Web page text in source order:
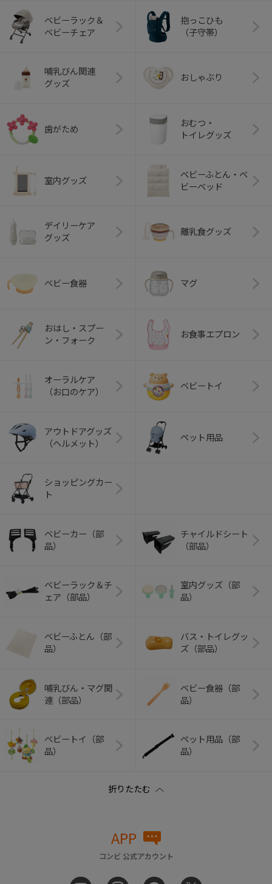
ベビーラック＆
ベビーチェア
抱っこひも
（子守帯）
哺乳びん関連
グッズ
おしゃぶり
歯がため
おむつ・
トイレグッズ
室内グッズ
ベビーふとん・ベ
ビーベッド
デイリーケア
グッズ
離乳食グッズ
ベビー食器 マグ
おはし・スプー
ン・フォーク
お食事エプロン
オーラルケア
（お口のケア）
ベビートイ
アウトドアグッズ
（ヘルメット）
ペット用品
ショッピングカー
ト
ベビーカー（部
品）
チャイルドシート
（部品）
ベビーラック＆チ
ェア（部品）
室内グッズ（部
品）
ベビーふとん（部
品）
バス・トイレグッ
ズ（部品）
哺乳びん・マグ関
連（部品）
ベビー食器（部
品）
ベビートイ（部
品）
ペット用品（部
品）
APP
コンビ 公式アカウント